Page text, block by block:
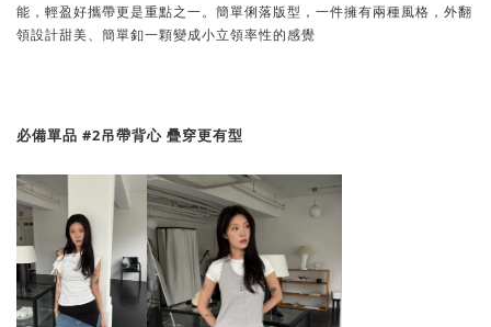
能，輕盈好攜帶更是重點之一。簡單俐落版型，一件擁有兩種風格，外翻
領設計甜美、簡單釦一顆變成小立領率性的感覺
必備單品 #2吊帶背心 疊穿更有型